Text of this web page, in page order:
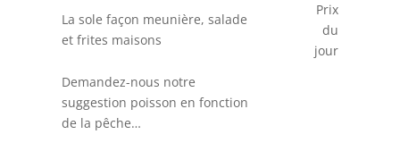
La sole façon meunière, salade
et frites maisons
Prix
du
jour
Demandez-nous notre
suggestion poisson en fonction
de la pêche…